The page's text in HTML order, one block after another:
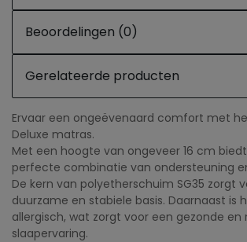
Beoordelingen (0)
Gerelateerde producten
Ervaar een ongeëvenaard comfort met
Deluxe matras.
Met een hoogte van ongeveer 16 cm
perfecte combinatie van ondersteuning
De kern van polyetherschuim SG35 zorgt
duurzame en stabiele basis. Daarnaast is
allergisch, wat zorgt voor een gezonde en
slaapervaring.